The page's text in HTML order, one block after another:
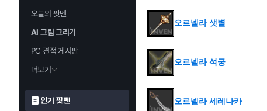
오늘의 팟벤
AI 그림 그리기
PC 견적 게시판
더보기
인기 팟벤
오르넬라 샛별
오르넬라 석궁
오르넬라 세레나카